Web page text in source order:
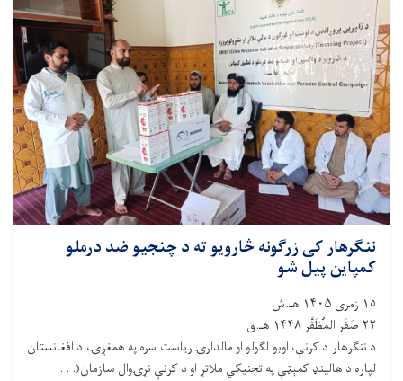
ننګرهار کی زرګونه څارویو ته د چنجیو ضد درملو
کمپاین پیل شو
١٥ زمری ۱۴۰۵ هـ.ش
٢٢ صَفَر المُظَفَّر ۱۴۴۸ هـ.ق
د ننګرهار د کرنې، اوبو لګولو او مالدارۍ ریاست سره په همغږۍ، د افغانستان
لپاره د هالینډ کمېټې په تخنیکي ملاتړ او د کرنې نړۍوال سازمان(. . .